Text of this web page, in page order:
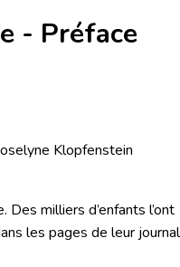
- Préface
Klopfenstein
Des milliers d’enfants l’ont
les pages de leur journal